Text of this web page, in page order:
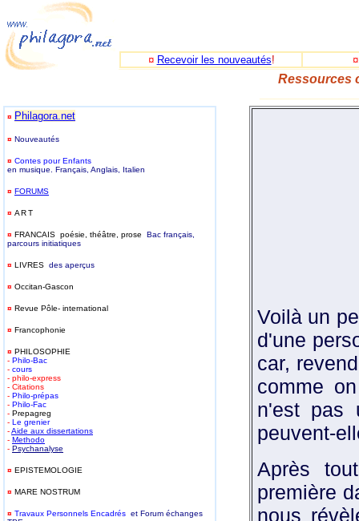
¤ Recevoir les nouveautés!
Ressources
¤ Philagora.net
¤ Nouveautés
¤ Contes pour Enfants
en musique. Français, Anglais, Italien
¤ FORUMS
¤ ART
¤ FRANCAIS poésie, théâtre, prose
Bac français,
parcours initiatiques
¤ LIVRES des aperçus
¤ Occitan-Gascon
¤ Revue Pôle- international
¤ Francophonie
¤ PHILOSOPHIE
- Philo-Bac
- cours
- philo-express
- Citations
- Philo-prépas
- Philo-Fac
- Prepagreg
- Le grenier
-Aide aux dissertations
- Methodo
- Psychanalyse
¤ EPISTEMOLOGIE
¤ MARE NOSTRUM
¤ Travaux Personnels Encadrés et Forum échanges
Voilà un
d'une
car,
comme
n'est pas
peuvent-
Après
première
nous